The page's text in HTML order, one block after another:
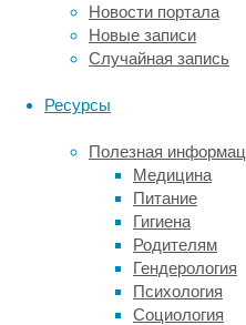
Новости портала
Новые записи
Случайная запись
Ресурсы
Полезная
Медицина
Питание
Гигиена
Родителям
Гендерология
Психология
Социология
плоскости
—
в
вмешивается
когерентности
эффект
дефазировки.
этом
исследователи